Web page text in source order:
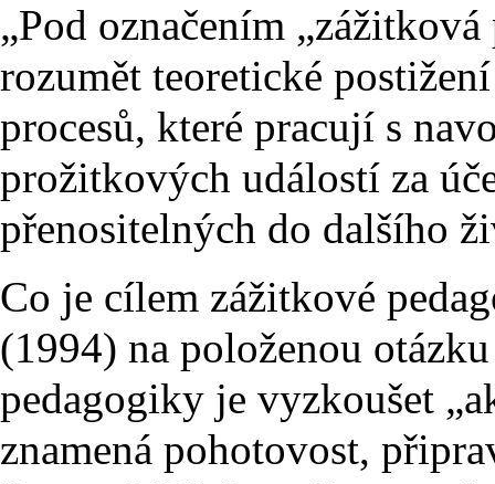
„Pod označením
rozumět teoretické
procesů, které pracují s
prožitkových událostí za
přenositelných do dalšího
Co je cílem zážitkové
(1994) na položenou
pedagogiky je vyzkoušet
znamená pohotovost,